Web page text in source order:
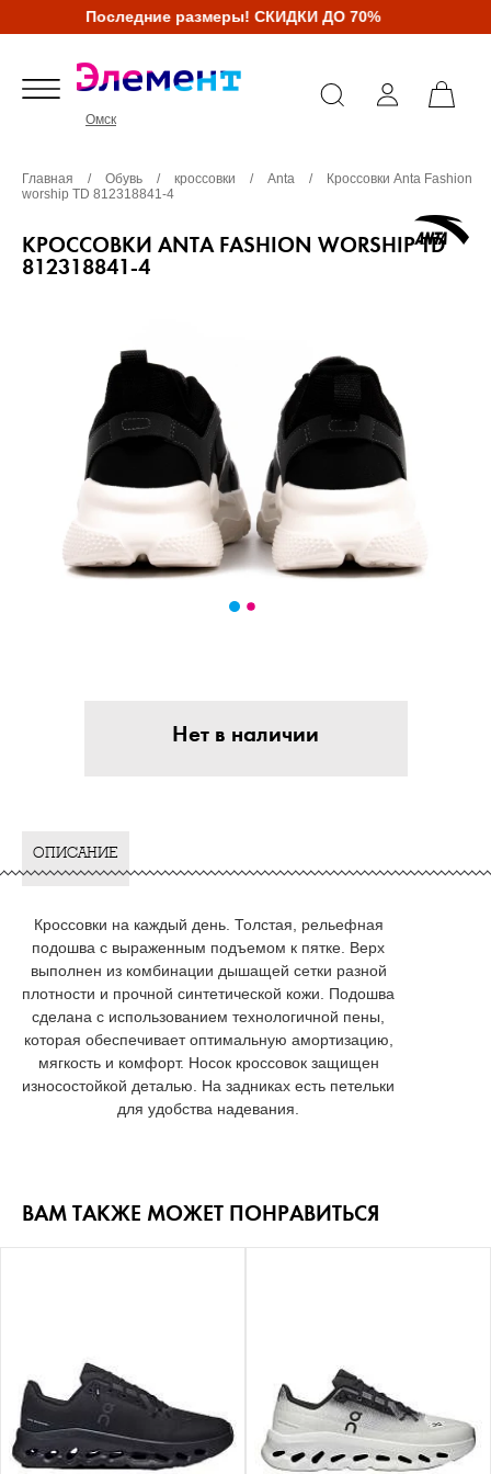
Последние размеры! СКИДКИ ДО 70%
Омск
Главная / Обувь / кроссовки / Anta /
Кроссовки Anta Fashion
worship TD 812318841-4
КРОССОВКИ ANTA FASHION WORSHIP TD
812318841-4
Нет в наличии
ОПИСАНИЕ
Кроссовки на каждый день. Толстая, рельефная
подошва с выраженным подъемом к пятке. Верх
выполнен из комбинации дышащей сетки разной
плотности и прочной синтетической кожи. Подошва
сделана c использованием технологичной пены,
которая обеспечивает оптимальную амортизацию,
мягкость и комфорт. Носок кроссовок защищен
износостойкой деталью. На задниках есть петельки
для удобства надевания.
ВАМ ТАКЖЕ МОЖЕТ ПОНРАВИТЬСЯ